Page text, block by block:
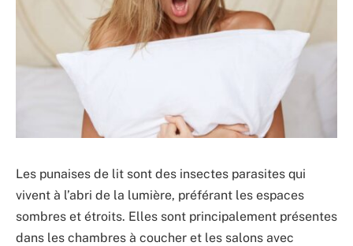
Les punaises de lit sont des insectes parasites qui
vivent à l’abri de la lumière, préférant les espaces
sombres et étroits. Elles sont principalement présentes
dans les chambres à coucher et les salons avec